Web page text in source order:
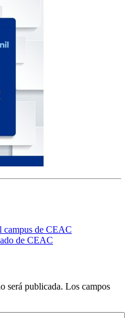
campus de CEAC
de CEAC
será publicada. Los campos